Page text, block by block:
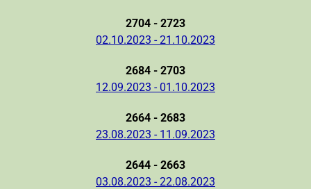
2704 - 2723
02.10.2023 - 21.10.2023
2684 - 2703
12.09.2023 - 01.10.2023
2664 - 2683
23.08.2023 - 11.09.2023
2644 - 2663
03.08.2023 - 22.08.2023